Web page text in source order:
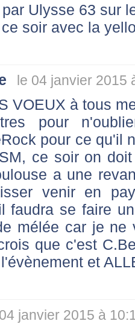
Ulysse 63 sur
soir avec la
le 04 janvier 2015
VOEUX à tous
pour
pour ce qu'il
ce soir on
a une
venir en
faudra se faire
mélée car je ne
que c'est
et
janvier 2015 à